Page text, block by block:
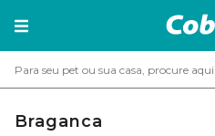
Braganca